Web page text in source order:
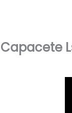
Capacete